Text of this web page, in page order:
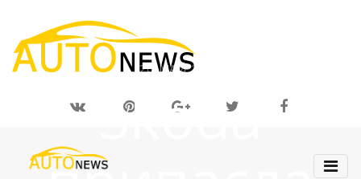
20 МАЙ 2019
Skoda